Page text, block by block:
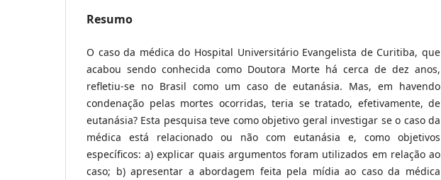
Resumo
O caso da médica do Hospital Universitário Evangelista de Curitiba, que
acabou sendo conhecida como Doutora Morte há cerca de dez anos,
refletiu-se no Brasil como um caso de eutanásia. Mas, em havendo
condenação pelas mortes ocorridas, teria se tratado, efetivamente, de
eutanásia? Esta pesquisa teve como objetivo geral investigar se o caso da
médica está relacionado ou não com eutanásia e, como objetivos
específicos: a) explicar quais argumentos foram utilizados em relação ao
caso; b) apresentar a abordagem feita pela mídia ao caso da médica